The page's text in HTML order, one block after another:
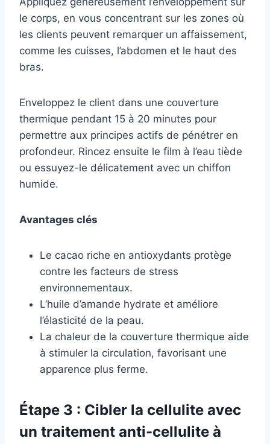
le corps, en vous concentrant sur les zones où
les clients peuvent remarquer un affaissement,
comme les cuisses, l’abdomen et le haut des
bras.
Enveloppez le client dans une couverture
thermique pendant 15 à 20 minutes pour
permettre aux principes actifs de pénétrer en
profondeur. Rincez ensuite le film à l’eau tiède
ou essuyez-le délicatement avec un chiffon
humide.
Avantages clés
Le cacao riche en antioxydants protège
contre les facteurs de stress
environnementaux.
L’huile d’amande hydrate et améliore
l’élasticité de la peau.
La chaleur de la couverture thermique aide
à stimuler la circulation, favorisant une
apparence plus ferme.
Étape 3 : Cibler la cellulite avec
un traitement anti-cellulite à